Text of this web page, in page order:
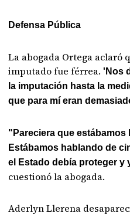
Defensa Pública
La abogada Ortega aclaró
imputado fue férrea. 'Nos
la imputación hasta la
que para mí eran
"Pareciera que
Estábamos hablando de
el Estado debía proteger y
cuestionó la abogada.
Aderlyn Llerena